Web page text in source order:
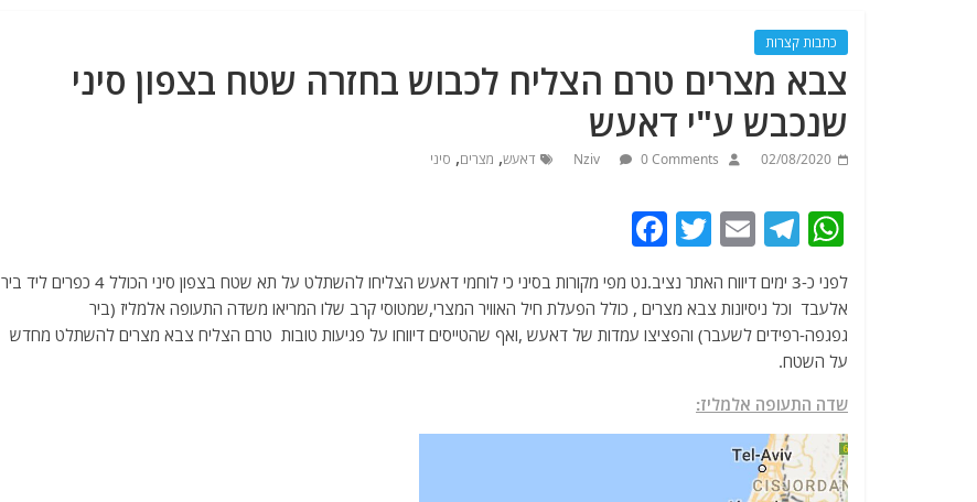
כתבות קצרות
צבא מצרים טרם הצליח לכבוש בחזרה שטח בצפון סיני
שנכבש ע"י דאעש
02/08/2020
Nziv 0 Comments דאעש, מצרים, סיני
W
at
s
A
p
p
T
e
g
m
E
ai
l
T
itt
er
c
e
o
לפני כ-3 ימים דיווח האתר נציב.נט מפי מקורות בסיני כי לוחמי דאעש הצליחו להשתלט על תא שטח בצפון סיני הכולל 4 כפרים ליד ביר
אלעבד וכל ניסיונות צבא מצרים , כולל הפעלת חיל האוויר המצרי,שמטוסי קרב שלו המריאו משדה התעופה אלמליז (ביר
גפגפה-רפידים לשעבר) והפציצו עמדות של דאעש ,ואף שהטייסים דיווחו על פגיעות טובות טרם הצליח צבא מצרים להשתלט מחדש
על השטח.
שדה התעופה אלמליז: